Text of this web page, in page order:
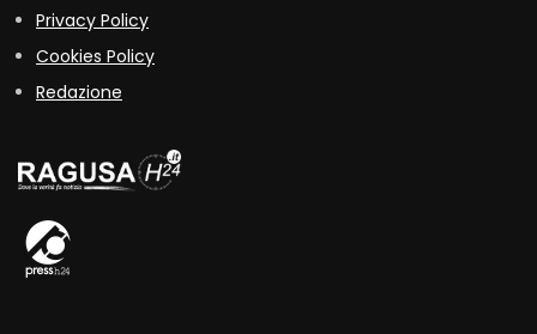
Privacy Policy
Cookies Policy
Redazione